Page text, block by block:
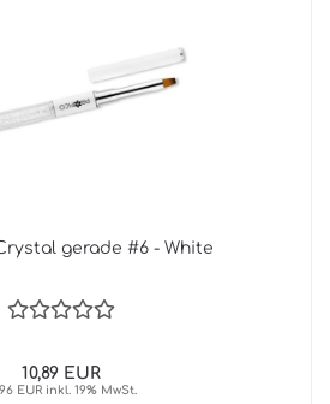
gerade #6 - White
10,89 EUR
EUR inkl. 19% MwSt.